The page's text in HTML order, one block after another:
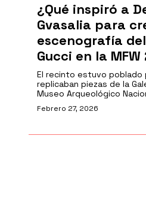
¿Qué inspiró a
Gvasalia para
escenografía
Gucci en la MFW
El recinto estuvo poblado
replicaban piezas de la
Museo Arqueológico
Febrero 27, 2026